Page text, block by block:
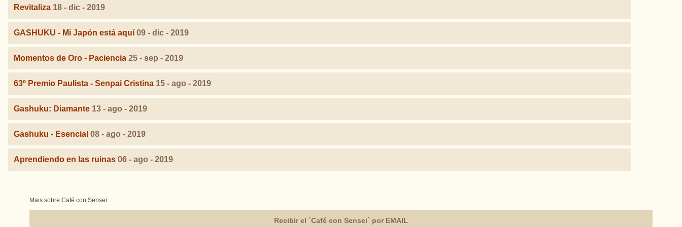
Revitaliza 18 - dic - 2019
GASHUKU - Mi Japón está aquí 09 - dic - 2019
Momentos de Oro - Paciencia 25 - sep - 2019
63º Premio Paulista - Senpai Cristina 15 - ago - 2019
Gashuku: Diamante 13 - ago - 2019
Gashuku - Esencial 08 - ago - 2019
Aprendiendo en las ruinas 06 - ago - 2019
Mais sobre Café con Sensei
Recibir el ´Café con Sensei` por EMAIL